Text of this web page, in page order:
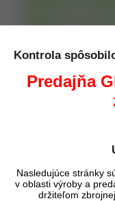
30mm/
Úvod Optika
dvojdielna Wheeler
Kontrola
Predajňa
Nasledujúce stránky
v oblasti výroby a
držiteľom